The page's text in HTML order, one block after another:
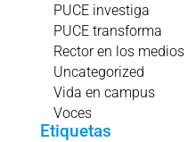
PUCE investiga
PUCE transforma
Rector en los medios
Uncategorized
Vida en campus
Voces
Etiquetas